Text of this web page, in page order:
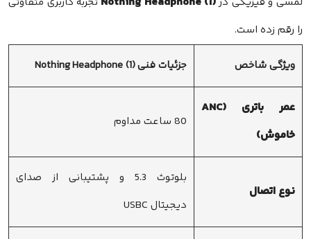
را رقم زده است.
ویژگی شاخص جزئیات فنی Nothing Headphone (1)
عمر باتری (ANC
خاموش)
80 ساعت مداوم
نوع اتصال
بلوتوث 5.3 و پشتیبانی از صدای
دیجیتال USBC